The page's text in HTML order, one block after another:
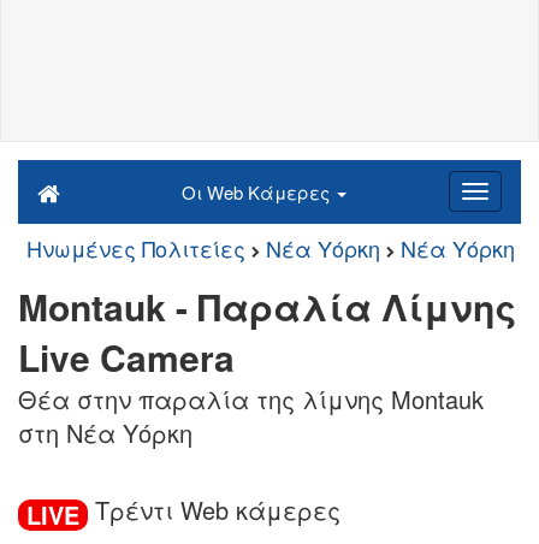
Οι Web Κάμερες
Ηνωμένες Πολιτείες Νέα Υόρκη Νέα Υόρκη
Montauk - Παραλία Λίμνης
Live Camera
Θέα στην παραλία της λίμνης Montauk
στη Νέα Υόρκη
LIVE Τρέντι Web κάμερες